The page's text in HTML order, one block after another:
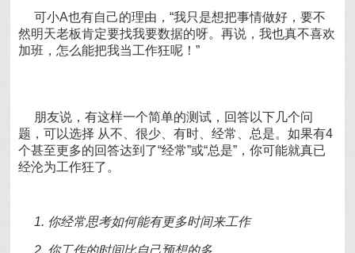
可小A也有自己的理由，“我只是想把事情做好，要不
然明天老板肯定要找我要数据的呀。再说，我也真不喜欢
加班，怎么能把我当工作狂呢！”
朋友说，有这样一个简单的测试，回答以下几个问
题，可以选择 从不、很少、有时、经常、总是。如果有4
个甚至更多的回答达到了“经常”或“总是”，你可能就真已
经沦为工作狂了。
1. 你经常思考如何能有更多时间来工作
2. 你工作的时间比自己预想的多